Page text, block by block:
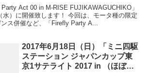
Act 00 in M-RISE FUJIKAWAGUCHIKO」
水）に開催致します！ 今回は、モータ種の限定
ス併催など、「Firefly Party A...
2017年6月18日（日）「ミニ四駆
ステーション ジャパンカップ東
京1サテライト 2017 in （ほぼ）